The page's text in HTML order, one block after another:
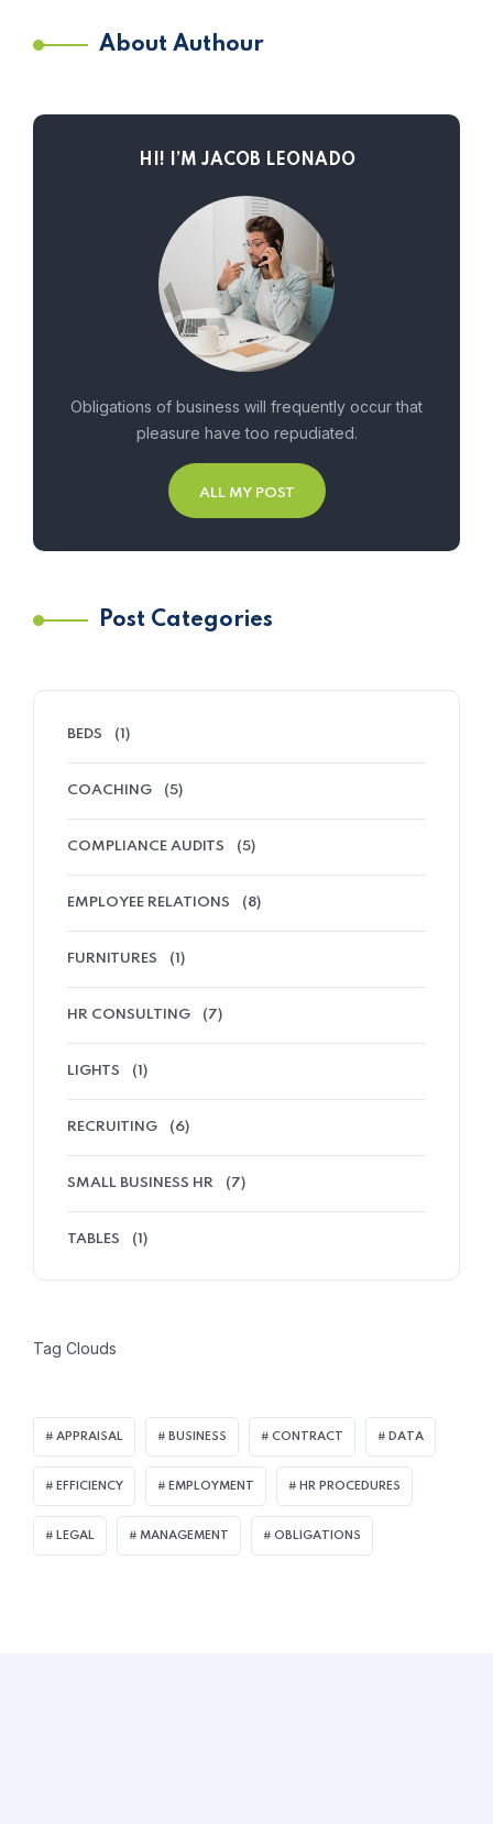
About Authour
HI! I’M JACOB LEONADO
Obligations of business will frequently occur that
pleasure have too repudiated.
ALL MY POST
Post Categories
BEDS (1)
COACHING (5)
COMPLIANCE AUDITS (5)
EMPLOYEE RELATIONS (8)
FURNITURES (1)
HR CONSULTING (7)
LIGHTS (1)
RECRUITING (6)
SMALL BUSINESS HR (7)
TABLES (1)
Tag Clouds
APPRAISAL BUSINESS CONTRACT DATA
EFFICIENCY EMPLOYMENT HR PROCEDURES
LEGAL MANAGEMENT OBLIGATIONS